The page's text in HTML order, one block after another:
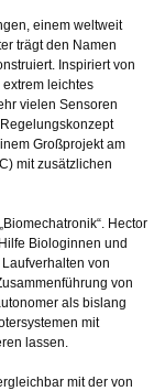
einem weltweit
trägt den Namen
Inspiriert von
leichtes
vielen Sensoren
Großprojekt am
mit zusätzlichen
Hector
Biologinnen und
von
von
als bislang
mit
lassen.
mit der von